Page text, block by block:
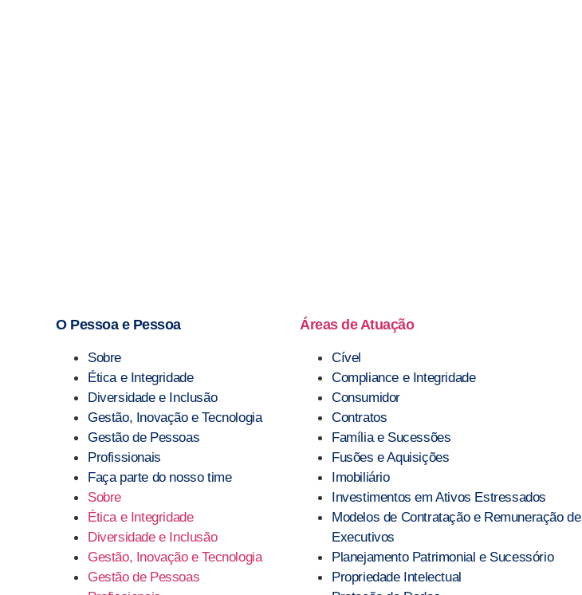
O Pessoa e Pessoa
Sobre
Ética e Integridade
Diversidade e Inclusão
Gestão, Inovação e Tecnologia
Gestão de Pessoas
Profissionais
Faça parte do nosso time
Sobre
Ética e Integridade
Diversidade e Inclusão
Gestão, Inovação e Tecnologia
Gestão de Pessoas
Áreas de Atuação
Cível
Compliance e Integridade
Consumidor
Contratos
Família e Sucessões
Fusões e Aquisições
Imobiliário
Investimentos em Ativos Estressados
Modelos de Contratação e Remuneração de
Executivos
Planejamento Patrimonial e Sucessório
Propriedade Intelectual